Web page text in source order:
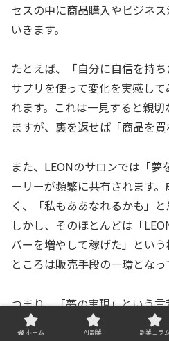
セスの中に商品購入やビジネ
いきます。
たとえば、「自分に自信を持
サプリを使って変化を実感し
れます。これは一見すると親
ますが、裏を返せば「商品を買
また、LEONのサロンでは「夢
ーリーが頻繁に共有されます
く、「私もああなれるかも」と
しかし、そのほとんどは「
バーを増やして稼げた」とい
ところは販売手段の一環となっ
つまり、「夢の実現」という
として巧妙に使われているこ
ホーム AI副業 副業コラ